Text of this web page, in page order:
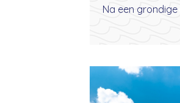
Na een grondige